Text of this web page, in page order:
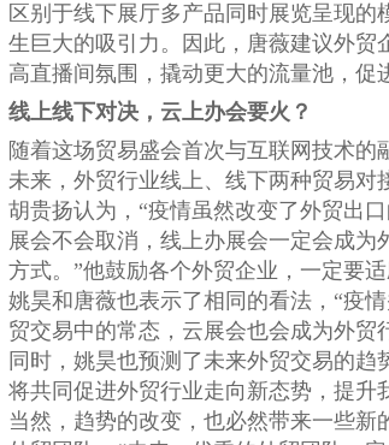
区别于线下展厅多产品同时展览呈现
生巨大的吸引力。因此，唐薇建议外
高直播间氛围，撬动更大的流量池，促
线上线下对决，云上办会要火？
随着这场贸易盛会首次与互联网技术的
未来，外贸行业线上、线下两种贸易对
胡贵扬认为，“疫情虽然改变了外贸出
展会不会取消，线上办展会一定会成
方式。”他鼓励各个外贸企业，一定要
姚昊和唐薇也表示了相同的看法，“疫
贸交易中的常态，云展会也会成为外贸
同时，姚昊也预测了未来外贸交易的
将共同促进外贸行业走向新态势，提升
当然，趋势的改变，也必然带来一些